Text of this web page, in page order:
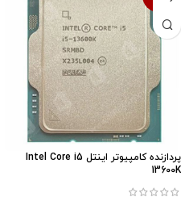
پردازنده کامپیوتر اینتل Intel Core i5
13600K